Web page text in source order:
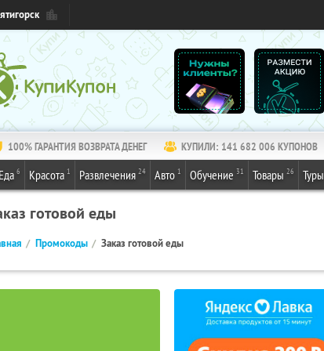
100% ГАРАНТИЯ ВОЗВРАТА ДЕНЕГ КУПИЛИ: 141 682 006 КУПОНОВ
Еда 6 Красота 1 Развлечения 24 Авто 1 Обучение 31 Товары 26 Туры
готовой еды
Промокоды Заказ готовой еды